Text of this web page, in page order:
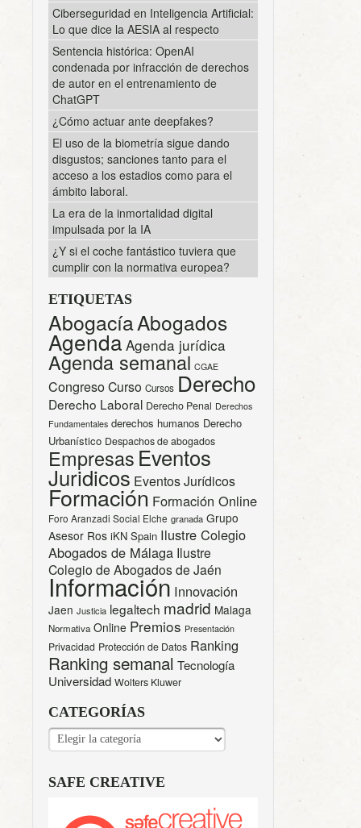
Ciberseguridad en Inteligencia Artificial:
Lo que dice la AESIA al respecto
Sentencia histórica: OpenAI
condenada por infracción de derechos
de autor en el entrenamiento de
ChatGPT
¿Cómo actuar ante deepfakes?
El uso de la biometría sigue dando
disgustos; sanciones tanto para el
acceso a los estadios como para el
ámbito laboral.
La era de la inmortalidad digital
impulsada por la IA
¿Y si el coche fantástico tuviera que
cumplir con la normativa europea?
ETIQUETAS
AbogacíaAbogados
Agenda Agenda jurídica
Agenda semanal CGAE
CongresoCurso Cursos Derecho
Derecho Laboral Derecho Penal Derechos
Fundamentales derechos humanos Derecho
Urbanístico Despachos de abogados
Empresas Eventos
Juridicos Eventos Jurídicos
Formación Formación Online
Foro Aranzadi Social Elche granada Grupo
Asesor Ros iKN Spain Ilustre Colegio
Abogados de Málaga Ilustre
Colegio de Abogados de Jaén
Información Innovación
Jaen Justicia legaltech madrid Malaga
Normativa Online Premios Presentación
Privacidad Protección de Datos Ranking
Ranking semanal Tecnología
Universidad Wolters Kluwer
CATEGORÍAS
CATEGORÍAS
SAFE CREATIVE